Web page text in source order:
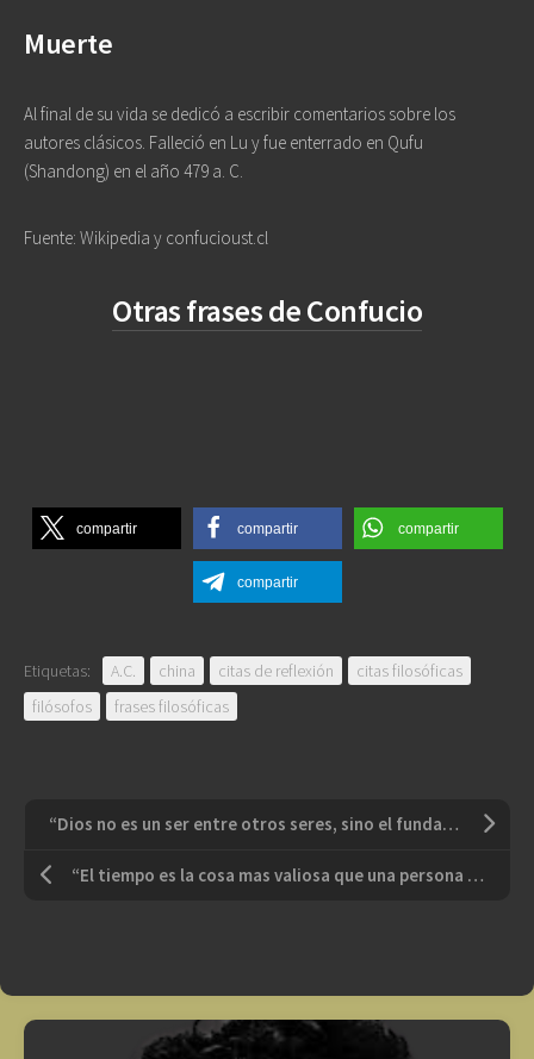
Muerte
Al final de su vida se dedicó a escribir comentarios sobre los
autores clásicos. Falleció en Lu y fue enterrado en Qufu
(Shandong) en el año 479 a. C.
Fuente: Wikipedia y confucioust.cl
Otras frases de Confucio
compartir compartir compartir
compartir
Etiquetas: A.C. china citas de reflexión
citas filosóficas
filósofos
frases filosóficas
“Dios no es un ser entre otros seres, sino el fundamento del mismo ser”
“El tiempo es la cosa mas valiosa que una persona puede gastar”